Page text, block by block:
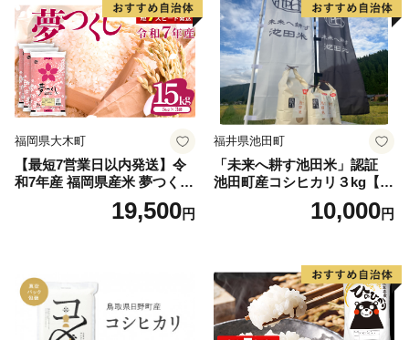
福岡県大木町
【最短7営業日以内発送】令
和7年産 福岡県産米 夢つくし
15kg 精米 ※北海道・沖縄・
19,500円
福井県池田町
「未来へ耕す池田米」認証
池田町産コシヒカリ３kg【お
1人様につき３セットまで】
10,000円